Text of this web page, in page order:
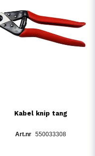
Kabel knip tang
550033308